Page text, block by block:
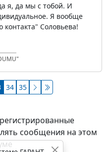
я, да мы с тобой. И
Я вообще
Соловьева!
34 35
сообщения на этом